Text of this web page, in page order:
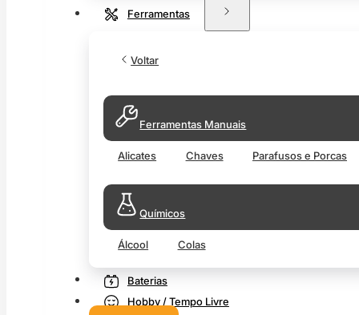
Ferramentas
Voltar
Ferramentas Manuais
Alicates Chaves Parafusos e Porcas
Químicos
Álcool Colas
Baterias
Hobby / Tempo Livre